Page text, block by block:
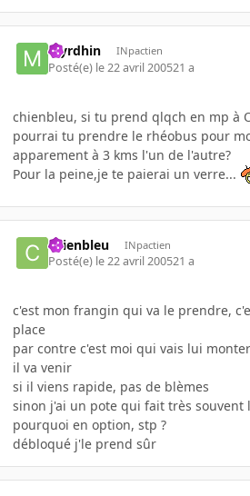
Myrdhin INpactien
Posté(e) le 22 avril 200521 a
chienbleu, si tu prend qlqch en mp à
pourrai tu prendre le rhéobus pour
apparement à 3 kms l'un de l'autre?
Pour la peine,je te paierai un verre...
chienbleu INpactien
Posté(e) le 22 avril 200521 a
c'est mon frangin qui va le prendre,
place
par contre c'est moi qui vais lui
il va venir
si il viens rapide, pas de blèmes
sinon j'ai un pote qui fait très souvent
pourquoi en option, stp ?
débloqué j'le prend sûr